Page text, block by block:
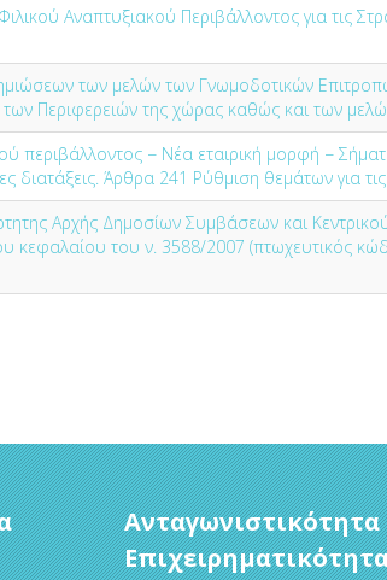
Αναπτυξιακού Περιβάλλοντος για τις
των μελών των Γνωμοδοτικών
των Περιφερειών της χώρας καθώς και των
περιβάλλοντος − Νέα εταιρική μορφή −
διατάξεις. Άρθρα 241 Ρύθμιση θεμάτων για
Αρχής Δημοσίων Συμβάσεων και
κεφαλαίου του ν. 3588/2007 (πτωχευτικός
Ανταγωνιστικότητα